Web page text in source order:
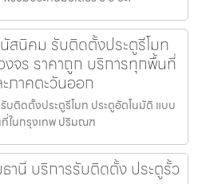
สนิคม รับติดตั้งประตูรีโมท
จร ราคาถูก บริการทุกพื้นที่
ภาคตะวันออก
ติดตั้งประตูรีโมท ประตูอัตโนมัติ แบบ
ในกรุงเทพ ปริมณฑ
านี บริการรับติดตั้ง ประตูรั้ว